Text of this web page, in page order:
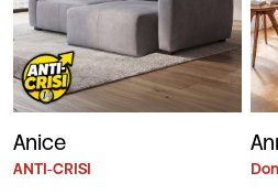
Anice
ANTI-CRISI